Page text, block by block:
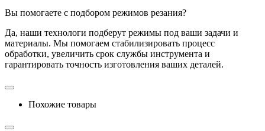
Вы помогаете с подбором режимов резания?
Да, наши технологи подберут режимы под ваши задачи и
материалы. Мы помогаем стабилизировать процесс
обработки, увеличить срок службы инструмента и
гарантировать точность изготовления ваших деталей.
Похожие товары